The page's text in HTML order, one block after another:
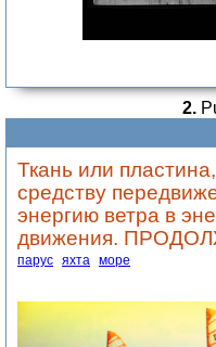
2.
Ткань или
средству
энергию ветра в
движения.
парус яхта море